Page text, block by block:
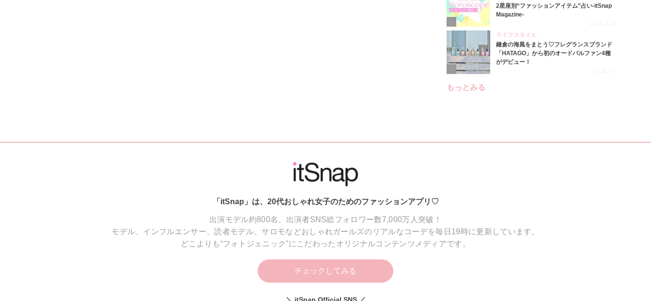
4
2星座別“ファッションアイテム”占い-itSnap
Magazine-
2026.7.16
ライフスタイル
鎌倉の海風をまとう♡フレグランスブランド
「HATAGO」から初のオードパルファン4種
がデビュー！
2026.7.6
もっとみる
「itSnap」は、20代おしゃれ女子のためのファッションアプリ♡
出演モデル約800名、出演者SNS総フォロワー数7,000万人突破！
モデル、インフルエンサー、読者モデル、サロモなどおしゃれガールズのリアルなコーデを毎日19時に更新しています。
どこよりも“フォトジェニック”にこだわったオリジナルコンテンツメディアです。
チェックしてみる